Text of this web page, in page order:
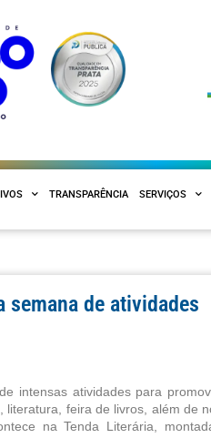
TRANSPARÊNCIA SERVIÇOS
semana de atividades
intensas atividades para
feira de livros, além de
na Tenda Literária,